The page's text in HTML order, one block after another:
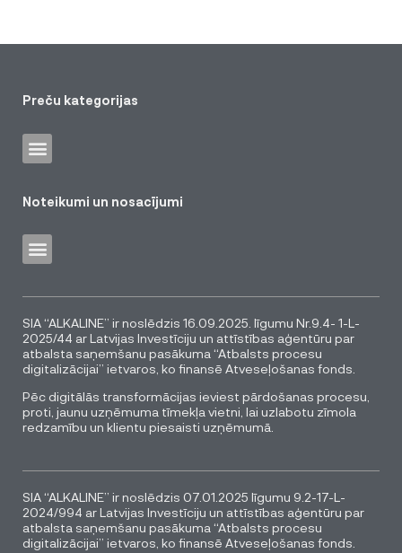
Preču kategorijas
Noteikumi un nosacījumi
SIA “ALKALINE” ir noslēdzis 16.09.2025. līgumu Nr.9.4- 1-L-
2025/44 ar Latvijas Investīciju un attīstības aģentūru par
atbalsta saņemšanu pasākuma “Atbalsts procesu
digitalizācijai” ietvaros, ko finansē Atveseļošanas fonds.
Pēc digitālās transformācijas ieviest pārdošanas procesu,
proti, jaunu uzņēmuma tīmekļa vietni, lai uzlabotu zīmola
redzamību un klientu piesaisti uzņēmumā.
SIA “ALKALINE” ir noslēdzis 07.01.2025 līgumu 9.2-17-L-
2024/994 ar Latvijas Investīciju un attīstības aģentūru par
atbalsta saņemšanu pasākuma “Atbalsts procesu
digitalizācijai” ietvaros, ko finansē Atveseļošanas fonds.